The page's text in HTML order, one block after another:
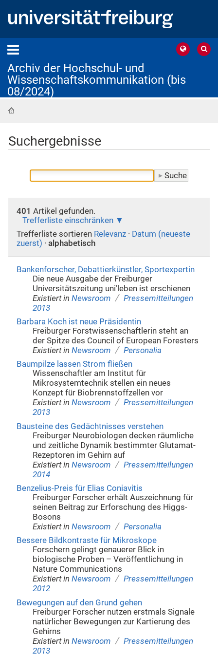
Archiv der Hochschul- und
Wissenschaftskommunikation (bis
08/2024)
Suchergebnisse
401 Artikel gefunden.
Trefferliste einschränken
Trefferliste sortieren Relevanz · Datum (neueste
zuerst) · alphabetisch
Bankenforscher, Debattierkünstler, Sportexpertin
Die neue Ausgabe der Freiburger
Universitätszeitung uni’leben ist erschienen
Existiert in Newsroom / Pressemitteilungen
2013
Barbara Koch ist neue Präsidentin
Freiburger Forstwissenschaftlerin steht an
der Spitze des Council of European Foresters
Existiert in Newsroom / Personalia
Baumpilze lassen Strom fließen
Wissenschaftler am Institut für
Mikrosystemtechnik stellen ein neues
Konzept für Biobrennstoffzellen vor
Existiert in Newsroom / Pressemitteilungen
2013
Bausteine des Gedächtnisses verstehen
Freiburger Neurobiologen decken räumliche
und zeitliche Dynamik bestimmter Glutamat-
Rezeptoren im Gehirn auf
Existiert in Newsroom / Pressemitteilungen
2014
Benzelius-Preis für Elias Coniavitis
Freiburger Forscher erhält Auszeichnung für
seinen Beitrag zur Erforschung des Higgs-
Bosons
Existiert in Newsroom / Personalia
Bessere Bildkontraste für Mikroskope
Forschern gelingt genauerer Blick in
biologische Proben – Veröffentlichung in
Nature Communications
Existiert in Newsroom / Pressemitteilungen
2012
Bewegungen auf den Grund gehen
Freiburger Forscher nutzen erstmals Signale
natürlicher Bewegungen zur Kartierung des
Gehirns
Existiert in Newsroom / Pressemitteilungen
2013